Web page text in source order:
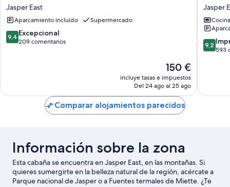
Gates
Resort
and
RV
Jasper
Jasper East
Aparcamiento incluido Supermercado
9.4
sobre
9,4 Excepcional
209 comentarios
El
precio
actual
de
150 €
150 €
incluye tasas e impuestos
Del 24 ago al 25 ago
East
Cabins
Jasper
East
Jasper
Cocina
9.2
sobre
9,2
593
Comparar alojamientos parecidos
Información sobre la zona
Esta cabaña se encuentra en Jasper East, en las montañas. Si
quieres sumergirte en la belleza natural de la región, acércate a
Parque nacional de Jasper o a Fuentes termales de Miette. ¿Te